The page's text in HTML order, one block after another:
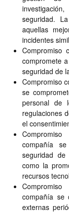
seguridad.
aquellas
incidentes
Compromiso
compromete
seguridad de
Compromiso
se
personal de
regulaciones
el
compañía
seguridad
como la
recursos
compañía se
externas